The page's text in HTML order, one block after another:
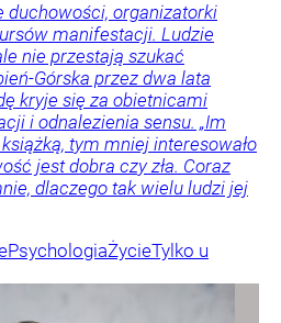
duchowości, organizatorki
manifestacji. Ludzie
nie przestają szukać
Górska przez dwa lata
kryje się za obietnicami
i odnalezienia sensu. „Im
tym mniej interesowało
jest dobra czy zła. Coraz
dlaczego tak wielu ludzi jej
PsychologiaŻycieTylko u